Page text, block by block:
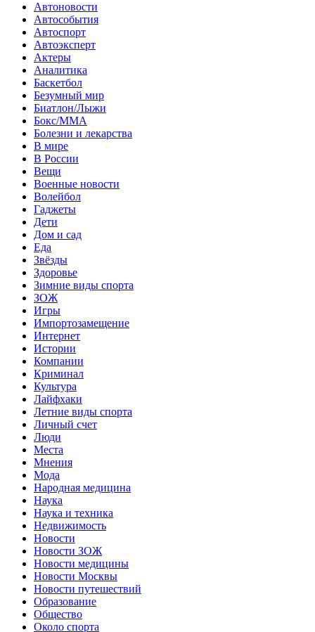
Автоновости
Автособытия
Автоспорт
Автоэксперт
Актеры
Аналитика
Баскетбол
Безумный мир
Биатлон/Лыжи
Бокс/MMA
Болезни и лекарства
В мире
В России
Вещи
Военные новости
Волейбол
Гаджеты
Дети
Дом и сад
Еда
Звёзды
Здоровье
Зимние виды спорта
ЗОЖ
Игры
Импортозамещение
Интернет
Истории
Компании
Криминал
Культура
Лайфхаки
Летние виды спорта
Личный счет
Люди
Места
Мнения
Мода
Народная медицина
Наука
Наука и техника
Недвижимость
Новости
Новости ЗОЖ
Новости медицины
Новости Москвы
Новости путешествий
Образование
Общество
Около спорта